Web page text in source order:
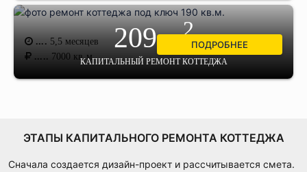
209 м2
КАПИТАЛЬНЫЙ РЕМОНТ КОТТЕДЖА
.... 5,5 месяцев
..... 7000 кв.м.
ПОДРОБНЕЕ
ЭТАПЫ КАПИТАЛЬНОГО РЕМОНТА КОТТЕДЖА
Сначала создается дизайн-проект и рассчитывается смета.